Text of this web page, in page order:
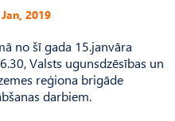
2019
no šī gada 15.janvāra
Valsts ugunsdzēsības un
reģiona brigāde
darbiem.